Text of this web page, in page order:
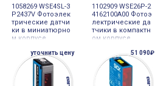
1058269 WSE4SL-3
P2437V Фотоэлек
трические датчи
ки в миниатюрно
м корпусе
1102909 WSE26P-2
4162100A00 Фотоэ
лектрические да
тчики в компактн
ом корпусе
уточнить цену 51 090₽